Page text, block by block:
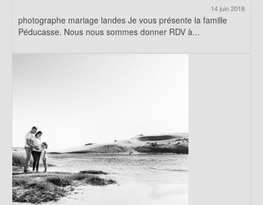
14 juin 2018
photographe mariage landes Je vous présente la famille
Péducasse. Nous nous sommes donner RDV à...